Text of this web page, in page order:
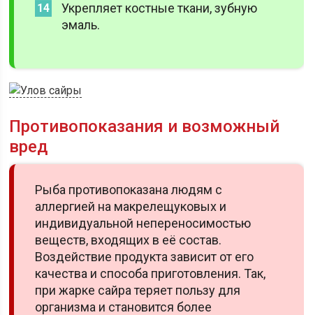
Укрепляет костные ткани, зубную
эмаль.
Противопоказания и возможный
вред
Рыба противопоказана людям с
аллергией на макрелещуковых и
индивидуальной непереносимостью
веществ, входящих в её состав.
Воздействие продукта зависит от его
качества и способа приготовления. Так,
при жарке сайра теряет пользу для
организма и становится более